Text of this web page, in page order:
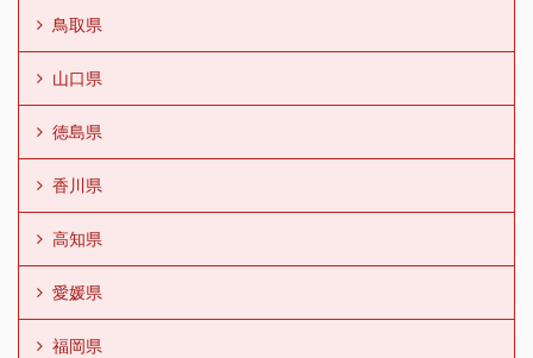
鳥取県
山口県
徳島県
香川県
高知県
愛媛県
福岡県